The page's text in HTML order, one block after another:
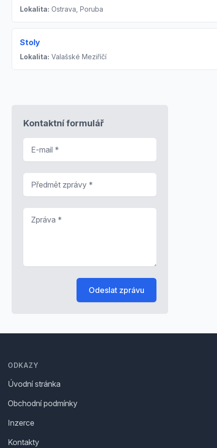
Lokalita: Ostrava, Poruba
Stoly
Lokalita: Valašské Meziříčí
Kontaktní formulář
Odeslat zprávu
ODKAZY
Úvodní stránka
Obchodní podmínky
Inzerce
Kontakty